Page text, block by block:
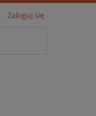
Zaloguj się